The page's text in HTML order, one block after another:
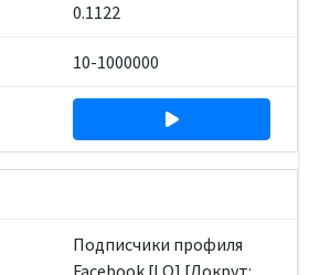
0.1122
10-1000000
Подписчики профиля
Facebook [LQ] [Докрут: